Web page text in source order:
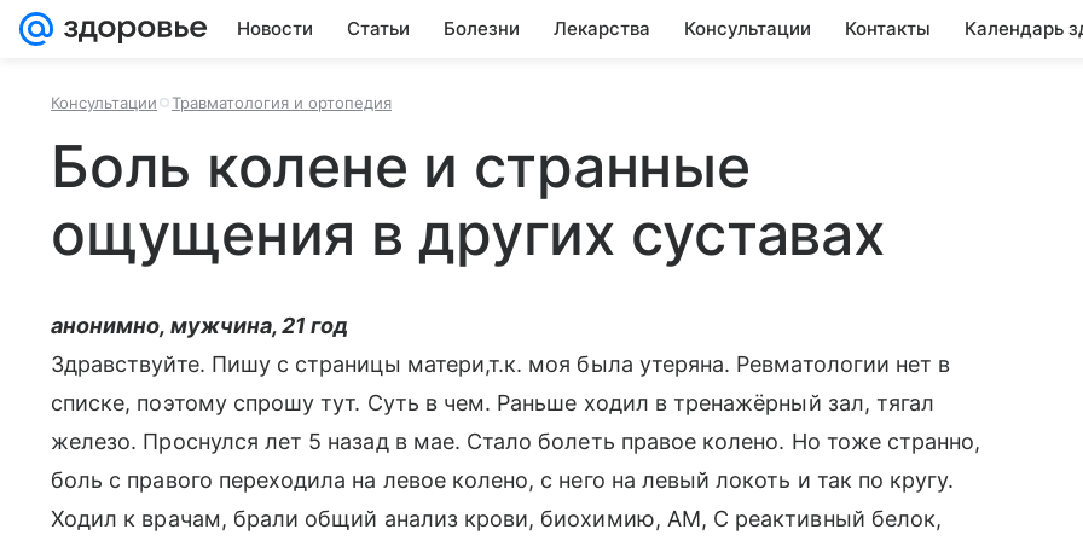
Новости Статьи Болезни Лекарства Консультации Контакты Календарь
Консультации Травматология и ортопедия
Боль колене и странные
ощущения в других суставах
анонимно, мужчина, 21 год
Здравствуйте. Пишу с страницы матери,т.к. моя была утеряна. Ревматологии нет в
списке, поэтому спрошу тут. Суть в чем. Раньше ходил в тренажёрный зал, тягал
железо. Проснулся лет 5 назад в мае. Стало болеть правое колено. Но тоже странно,
боль с правого переходила на левое колено, с него на левый локоть и так по кругу.
Ходил к врачам, брали общий анализ крови, биохимию, АМ, С реактивный белок,